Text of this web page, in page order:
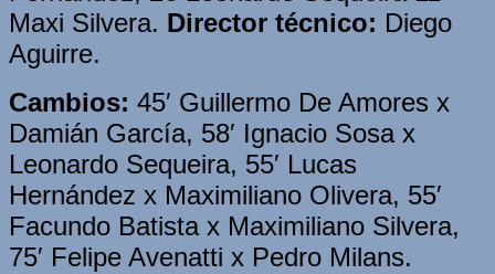
Maxi Silvera. Director técnico: Diego
Aguirre.
Cambios: 45′ Guillermo De Amores x
Damián García, 58′ Ignacio Sosa x
Leonardo Sequeira, 55′ Lucas
Hernández x Maximiliano Olivera, 55′
Facundo Batista x Maximiliano Silvera,
75′ Felipe Avenatti x Pedro Milans.